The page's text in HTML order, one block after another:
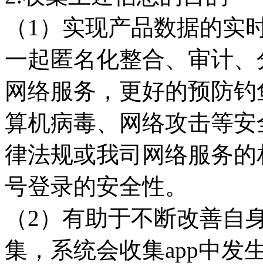
（1）实现产品数据的
一起匿名化整合、审计
网络服务，更好的预防
算机病毒、网络攻击等
律法规或我司网络服务
号登录的安全性。
（2）有助于不断改善自
集，系统会收集app中发